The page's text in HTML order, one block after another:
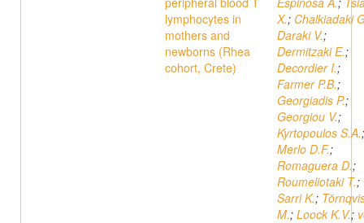
lymphocytes in
mothers and
newborns (Rhea
cohort, Crete)
X.; Chalkiadaki
Daraki V.;
Dermitzaki E.;
Decordier I.;
Farmer P.B.;
Georgiadis P.;
Georgiou V.;
Kyrtopoulos S.A.;
Merlo D.F.;
Romaguera D.;
Roumeliotaki T.;
Sarri K.;
M.; Loock K.V.;